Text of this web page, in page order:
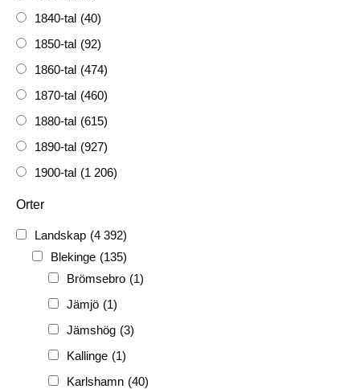
1840-tal (40)
1850-tal (92)
1860-tal (474)
1870-tal (460)
1880-tal (615)
1890-tal (927)
1900-tal (1 206)
FH
(338)
FRG
(3 189)
PF (3 882)
PIONJÄR (129)
Orter
Landskap (4 392)
Blekinge (135)
Brömsebro (1)
Jämjö (1)
Jämshög (3)
Kallinge (1)
Karlshamn (40)